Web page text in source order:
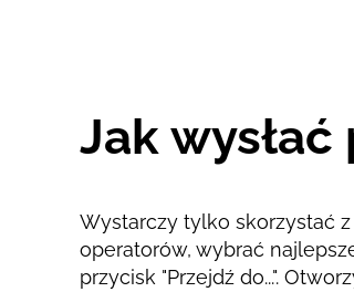
Jak
Wystarczy tylko skorzystać
operatorów, wybrać
przycisk "Przejdź do...".